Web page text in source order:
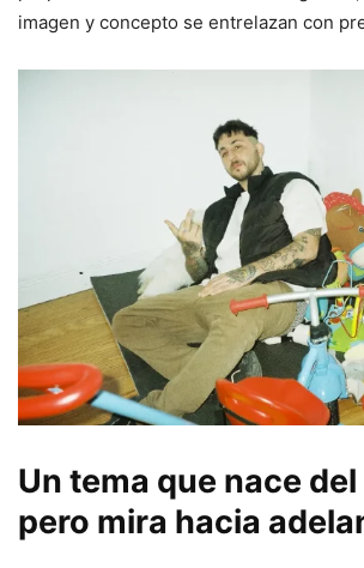
imagen y concepto se entrelazan con
Un tema que nace
pero mira hacia